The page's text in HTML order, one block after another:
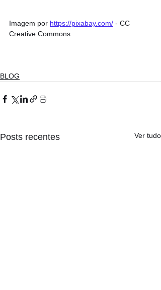
Imagem por https://pixabay.com/ - CC
Creative Commons
BLOG
Posts recentes Ver tudo